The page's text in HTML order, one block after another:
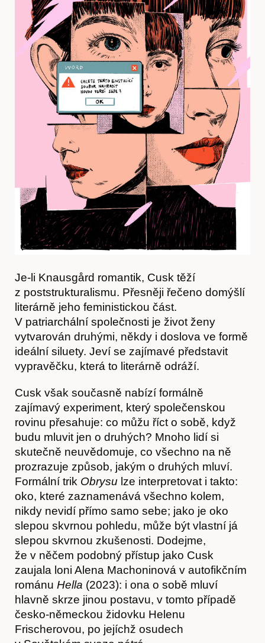
O nás
Obchod
Je-li Knausgård romantik, Cusk těží
z poststrukturalismu. Přesněji řečeno domýšlí
literárně jeho feministickou část.
V patriarchální společnosti je život ženy
vytvarován druhými, někdy i doslova ve formě
ideální siluety. Jeví se zajímavé představit
vypravěčku, která to literárně odráží.
Cusk však současně nabízí formálně
zajímavý experiment, který společenskou
rovinu přesahuje: co můžu říct o sobě, když
budu mluvit jen o druhých? Mnoho lidí si
skutečně neuvědomuje, co všechno na ně
prozrazuje způsob, jakým o druhých mluví.
Formální trik Obrysu lze interpretovat i takto:
oko, které zaznamenává všechno kolem,
nikdy nevidí přímo samo sebe; jako je oko
slepou skvrnou pohledu, může být vlastní já
slepou skvrnou zkušenosti. Dodejme,
že v něčem podobný přístup jako Cusk
zaujala loni Alena Machoninová v autofikčním
románu Hella (2023): i ona o sobě mluví
hlavně skrze jinou postavu, v tomto případě
česko-německou židovku Helenu
Frischerovou, po jejíchž osudech